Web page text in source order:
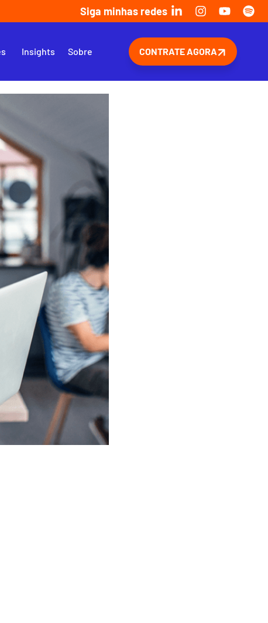
Siga minhas redes
Insights Sobre CONTRATE AGORA